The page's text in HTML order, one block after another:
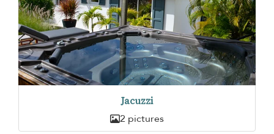
Jacuzzi
2 pictures